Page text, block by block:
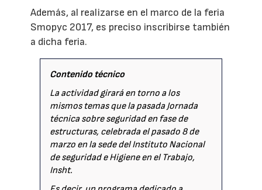
Además, al realizarse en el marco de la feria
Smopyc 2017, es preciso inscribirse también
a dicha feria.
Contenido técnico
La actividad girará en torno a los
mismos temas que la pasada Jornada
técnica sobre seguridad en fase de
estructuras, celebrada el pasado 8 de
marzo en la sede del Instituto Nacional
de seguridad e Higiene en el Trabajo,
Insht.